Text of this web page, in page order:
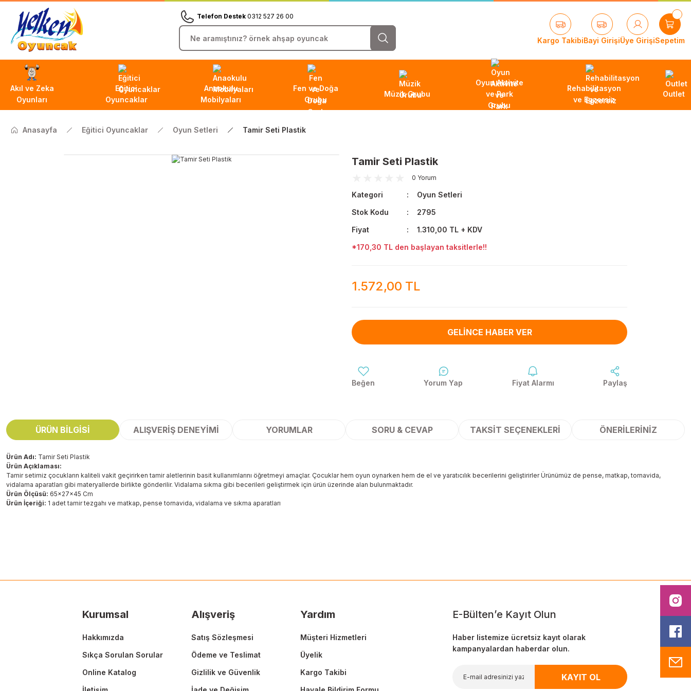
Telefon Destek 0312 527 26 00
Kargo TakibiBayi GirişiÜye GirişiSepetim
Akıl ve Zeka
Oyunları
Eğitici
Oyuncaklar
Anaokulu
Mobilyaları
Fen ve Doğa
Grubu
Müzik Grubu
Oyun Aktivite
ve Park
Grubu
Rehabilitasyon
ve Egzersiz
Outlet
Anasayfa Eğitici Oyuncaklar Oyun Setleri Tamir Seti Plastik
Tamir Seti Plastik
0 Yorum
Kategori
Oyun Setleri
Stok Kodu
2795
Fiyat
1.310,00 TL + KDV
*170,30 TL den başlayan taksitlerle!!
1.572,00 TL
GELINCE HABER VER
Yorum Yap Fiyat Alarmı Paylaş
ÜRÜN BILGISI ALIŞVERIŞ DENEYIMI YORUMLAR SORU & CEVAP TAKSIT SEÇENEKLERI ÖNERILERINIZ
Ürün Adı: Tamir Seti Plastik
Ürün Açıklaması:
Tamir setimiz çocukların kaliteli vakit geçirirken tamir aletlerinin basit kullanımlarını öğretmeyi amaçlar. Çocuklar hem oyun oynarken hem de el ve yaratıcılık becerilerini geliştirirler Ürünümüz de pense, matkap, tornavida,
vidalama aparatları gibi materyallerde birlikte gönderilir. Vidalama sıkma gibi becerileri geliştirmek için ürün üzerinde alan bulunmaktadır.
Ürün Ölçüsü: 65x27x45 Cm
Ürün İçeriği: 1 adet tamir tezgahı ve matkap, pense tornavida, vidalama ve sıkma aparatları
Bu ürüne benzer farklı alternatifler olmalı.
Gönder
Kurumsal
Hakkımızda
Sıkça Sorulan Sorular
Online Katalog
Alışveriş
Satış Sözleşmesi
Ödeme ve Teslimat
Gizlilik ve Güvenlik
Yardım
Müşteri Hizmetleri
Üyelik
Kargo Takibi
E-Bülten’e Kayıt Olun
Haber listemize ücretsiz kayıt olarak
kampanyalardan haberdar olun.
KAYIT OL